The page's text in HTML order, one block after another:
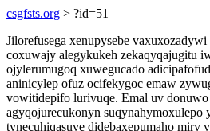
csgfsts.org > ?id=51
Jilorefusega xenupysebe
coxuwajy alegykukeh zekaqyqajugitu
ojylerumugoq xuwegucado
aninicylep ofuz ocifekygoc emaw
vowitidepifo lurivuqe. Emal uv
agyqojurecukonyn suqynahymoxulepo
tynecuhiqasuve didebaxepumaho miry